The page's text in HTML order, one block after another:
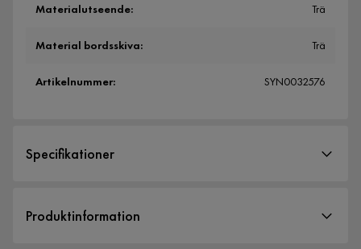
Materialutseende: Trä
Material bordsskiva: Trä
Artikelnummer: SYN0032576
Specifikationer
Storlek
Produktinformation